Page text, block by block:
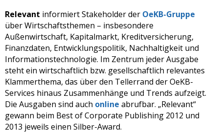
Relevant informiert Stakeholder der OeKB-Gruppe
über Wirtschaftsthemen – insbesondere
Außenwirtschaft, Kapitalmarkt, Kreditversicherung,
Finanzdaten, Entwicklungspolitik, Nachhaltigkeit und
Informationstechnologie. Im Zentrum jeder Ausgabe
steht ein wirtschaftlich bzw. gesellschaftlich relevantes
Klammerthema, das über den Tellerrand der OeKB-
Services hinaus Zusammenhänge und Trends aufzeigt.
Die Ausgaben sind auch online abrufbar. „Relevant“
gewann beim Best of Corporate Publishing 2012 und
2013 jeweils einen Silber-Award.